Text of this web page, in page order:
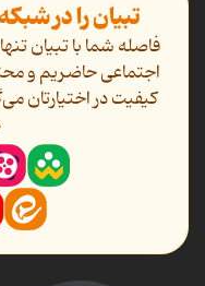
تبیان را در
فاصله شما با تبیان
اجتماعی حاضریم و
کیفیت در اختیارتان